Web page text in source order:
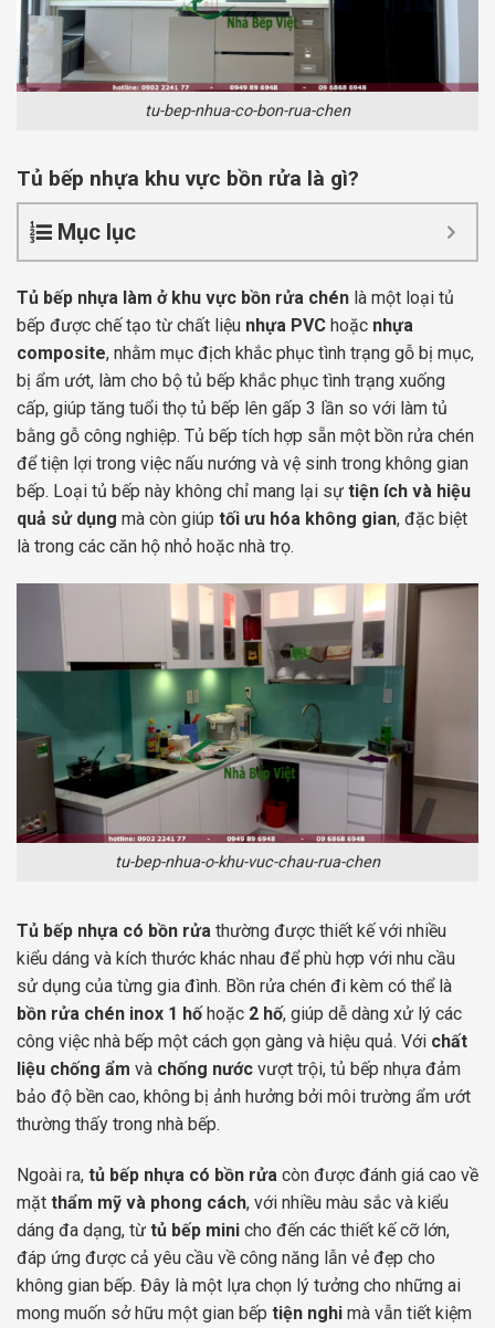
tu-bep-nhua-co-bon-rua-chen
Tủ bếp nhựa khu vực bồn rửa là gì?
Mục lục
Tủ bếp nhựa làm ở khu vực bồn rửa chén là một loại tủ
bếp được chế tạo từ chất liệu nhựa PVC hoặc nhựa
composite, nhằm mục địch khắc phục tình trạng gỗ bị mục,
bị ẩm ướt, làm cho bộ tủ bếp khắc phục tình trạng xuống
cấp, giúp tăng tuổi thọ tủ bếp lên gấp 3 lần so với làm tủ
bằng gỗ công nghiệp. Tủ bếp tích hợp sẵn một bồn rửa chén
để tiện lợi trong việc nấu nướng và vệ sinh trong không gian
bếp. Loại tủ bếp này không chỉ mang lại sự tiện ích và hiệu
quả sử dụng mà còn giúp tối ưu hóa không gian, đặc biệt
là trong các căn hộ nhỏ hoặc nhà trọ.
tu-bep-nhua-o-khu-vuc-chau-rua-chen
Tủ bếp nhựa có bồn rửa thường được thiết kế với nhiều
kiểu dáng và kích thước khác nhau để phù hợp với nhu cầu
sử dụng của từng gia đình. Bồn rửa chén đi kèm có thể là
bồn rửa chén inox 1 hốhoặc 2 hố, giúp dễ dàng xử lý các
công việc nhà bếp một cách gọn gàng và hiệu quả. Với chất
liệu chống ẩm và chống nước vượt trội, tủ bếp nhựa đảm
bảo độ bền cao, không bị ảnh hưởng bởi môi trường ẩm ướt
thường thấy trong nhà bếp.
Ngoài ra, tủ bếp nhựa có bồn rửa còn được đánh giá cao về
mặt thẩm mỹ và phong cách, với nhiều màu sắc và kiểu
dáng đa dạng, từ tủ bếp mini cho đến các thiết kế cỡ lớn,
đáp ứng được cả yêu cầu về công năng lẫn vẻ đẹp cho
không gian bếp. Đây là một lựa chọn lý tưởng cho những ai
mong muốn sở hữu một gian bếp tiện nghi mà vẫn tiết kiệm